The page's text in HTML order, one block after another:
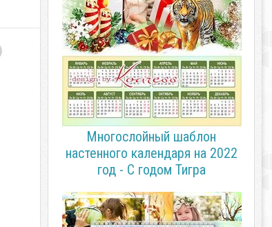
Многослойный шаблон
настенного календаря на 2022
год - С годом Тигра